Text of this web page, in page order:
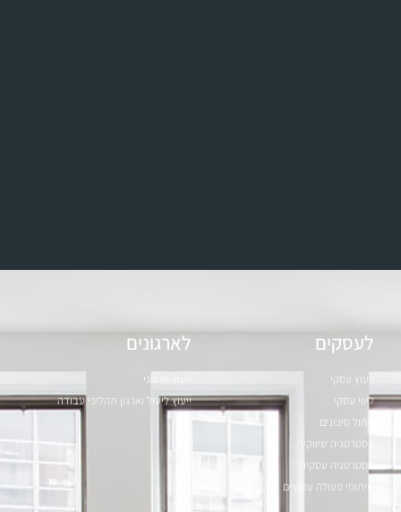
לעסקים
ייעוץ עסקי
ליווי עסקי
ניהול סיכונים
אסטרטגיה שיווקית
אסטרטגיה עסקית
שיתופי פעולה עסקיים
לארגונים
ייעוץ ארגוני
ייעוץ ליעול וארגון תהליכי עבודה